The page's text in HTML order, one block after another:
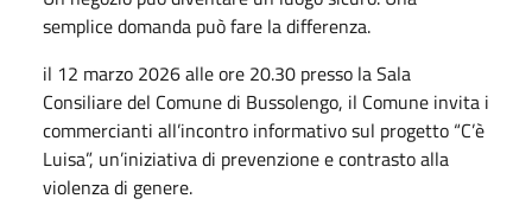
semplice domanda può fare la differenza.
il 12 marzo 2026 alle ore 20.30 presso la Sala
Consiliare del Comune di Bussolengo, il Comune invita i
commercianti all’incontro informativo sul progetto “C’è
Luisa”, un’iniziativa di prevenzione e contrasto alla
violenza di genere.